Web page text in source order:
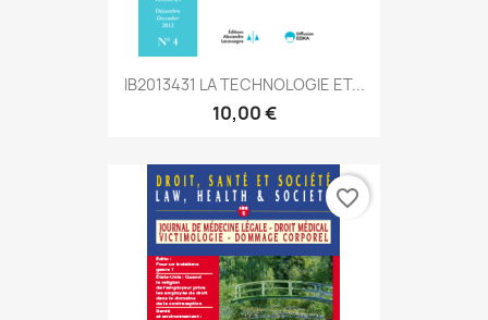
IB2013431 LA TECHNOLOGIE ET...
10,00 €
favorite_border